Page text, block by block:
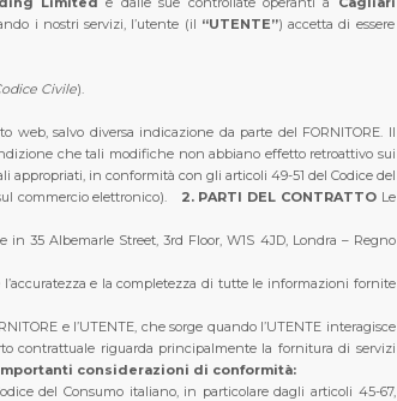
i nostri servizi, l’utente (il “UTENTE”) accetta di essere
Civile).
salvo diversa indicazione da parte del FORNITORE. Il
che tali modifiche non abbiano effetto retroattivo sui
appropriati, in conformità con gli articoli 49-51 del Codice del
commercio elettronico).
2. PARTI DEL CONTRATTO Le
35 Albemarle Street, 3rd Floor, W1S 4JD, Londra – Regno
e la completezza di tutte le informazioni fornite
e l’UTENTE, che sorge quando l’UTENTE interagisce
contrattuale riguarda principalmente la fornitura di servizi
considerazioni di conformità:
del Consumo italiano, in particolare dagli articoli 45-67,